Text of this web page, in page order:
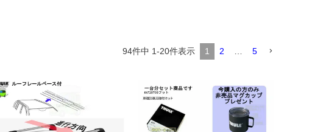
94件中 1-20件表示 1 2 5